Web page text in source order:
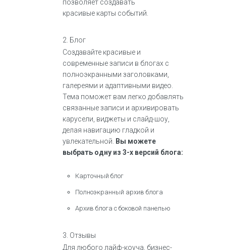
позволяет создавать
красивые карты событий.
2. Блог
Создавайте красивые и
современные записи в блогах с
полноэкранными заголовками,
галереями и адаптивными видео.
Тема поможет вам легко добавлять
связанные записи и архивировать
карусели, виджеты и слайд-шоу,
делая навигацию гладкой и
увлекательной.
Вы можете
выбрать одну из 3-х версий блога:
Карточный блог
Полноэкранный архив блога
Архив блога с боковой панелью
3. Отзывы
Для любого лайф-коуча, бизнес-